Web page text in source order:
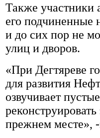
Также участники
его подчиненные
и до сих пор не
улиц и дворов.
«При Дегтяреве
для развития
озвучивает
прежнем месте»,